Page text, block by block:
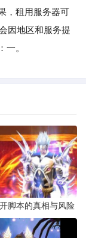
，租用服务器可
因地区和服务提
一。
脚本的真相与风险